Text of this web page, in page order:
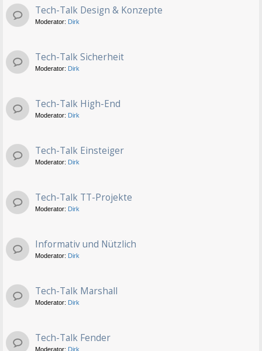
Tech-Talk Design & Konzepte
Moderator: Dirk
Tech-Talk Sicherheit
Moderator: Dirk
Tech-Talk High-End
Moderator: Dirk
Tech-Talk Einsteiger
Moderator: Dirk
Tech-Talk TT-Projekte
Moderator: Dirk
Informativ und Nützlich
Moderator: Dirk
Tech-Talk Marshall
Moderator: Dirk
Tech-Talk Fender
Moderator: Dirk